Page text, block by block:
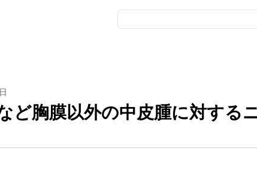
ど胸膜以外の中皮腫に対する